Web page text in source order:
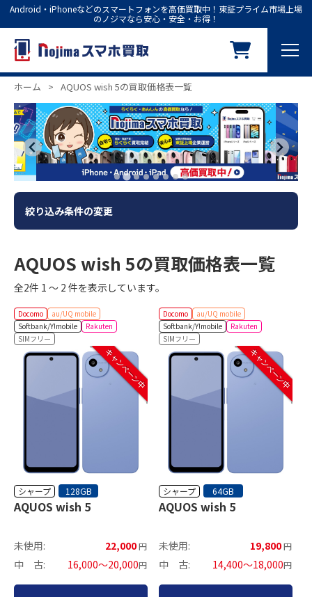
Android・iPhoneなどのスマートフォンを高価買取中！東証プライム市場上場
のノジマなら安心・安全・お得！
ホーム > AQUOS wish 5の買取価格表一覧
絞り込み条件の変更
AQUOS wish 5の買取価格表一覧
全2件 1 ～ 2 件を表示しています。
Docomo
au/UQ mobile
Softbank/Y!mobile
Rakuten
SIMフリー
キャンペーン中
シャープ 128GB
AQUOS wish 5
未使用: 22,000円
中 古: 16,000～20,000円
Docomo
au/UQ mobile
Softbank/Y!mobile
Rakuten
SIMフリー
キャンペーン中
シャープ 64GB
AQUOS wish 5
未使用: 19,800円
中 古: 14,400～18,000円